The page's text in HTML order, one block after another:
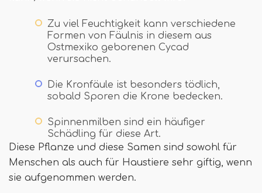
Zu viel Feuchtigkeit kann verschiedene
Formen von Fäulnis in diesem aus
Ostmexiko geborenen Cycad
verursachen.
Die Kronfäule ist besonders tödlich,
sobald Sporen die Krone bedecken.
Spinnenmilben sind ein häufiger
Schädling für diese Art.
Diese Pflanze und diese Samen sind sowohl für
Menschen als auch für Haustiere sehr giftig, wenn
sie aufgenommen werden.